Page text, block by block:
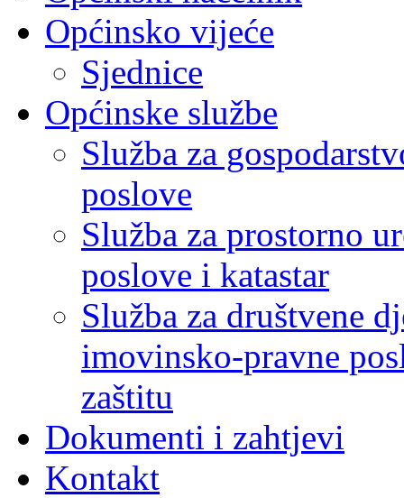
Općinsko vijeće
Sjednice
Općinske službe
Služba za
poslove
Služba za prostorno
poslove i katastar
Služba za društvene
imovinsko-pravne
zaštitu
Dokumenti i zahtjevi
Kontakt